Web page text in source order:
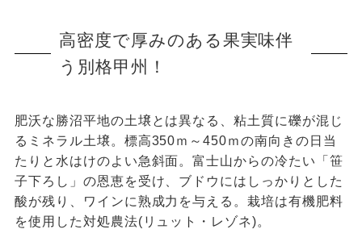
高密度で厚みのある果実味伴
う別格甲州！
肥沃な勝沼平地の土壌とは異なる、粘土質に礫が混じ
るミネラル土壌。標高350ｍ～450ｍの南向きの日当
たりと水はけのよい急斜面。富士山からの冷たい「笹
子下ろし」の恩恵を受け、ブドウにはしっかりとした
酸が残り、ワインに熟成力を与える。栽培は有機肥料
を使用した対処農法(リュット・レゾネ)。